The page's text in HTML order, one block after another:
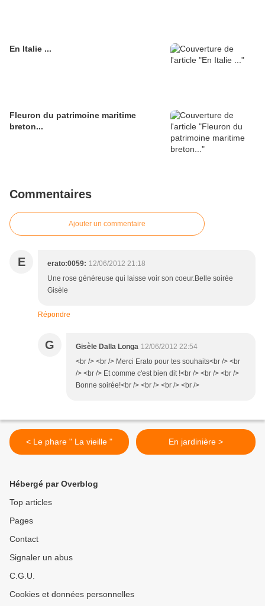
En Italie ...
Fleuron du patrimoine maritime
breton...
Commentaires
Ajouter un commentaire
E erato:0059: 12/06/2012 21:18
Une rose généreuse qui laisse voir son coeur.Belle soirée
Gisèle
Répondre
G Gisèle Dalla Longa 12/06/2012 22:54
<br /> <br /> Merci Erato pour tes souhaits<br /> <br
/> <br /> Et comme c'est bien dit !<br /> <br /> <br />
Bonne soirée!<br /> <br /> <br /> <br />
< Le phare " La vieille " En jardinière >
Hébergé par Overblog
Top articles
Pages
Contact
Signaler un abus
C.G.U.
Cookies et données personnelles